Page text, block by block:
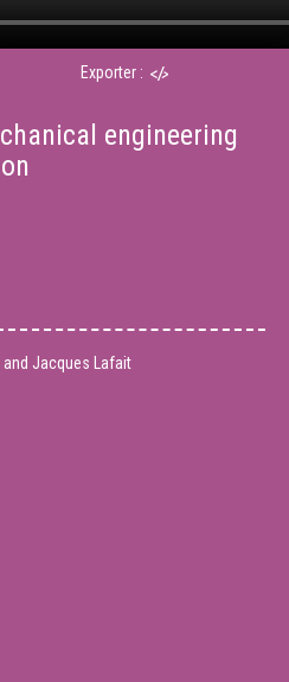
Exporter :
engineering
Jacques Lafait